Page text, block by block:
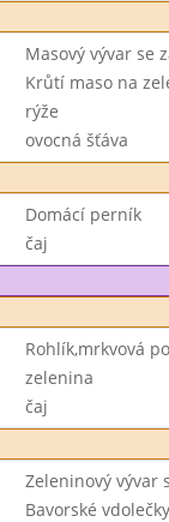
Masový vývar se
Krůtí maso na
rýže
ovocná šťáva
Domácí perník
čaj
Rohlík,mrkvová
zelenina
čaj
Zeleninový vývar
Bavorské vdolečky